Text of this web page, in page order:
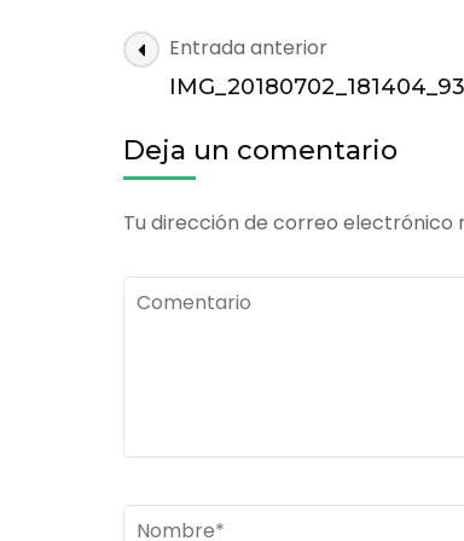
Navegación
de
entradas
Entrada anterior
Deja un comentario
Tu dirección de correo electrónico
Comentario
Nombre*